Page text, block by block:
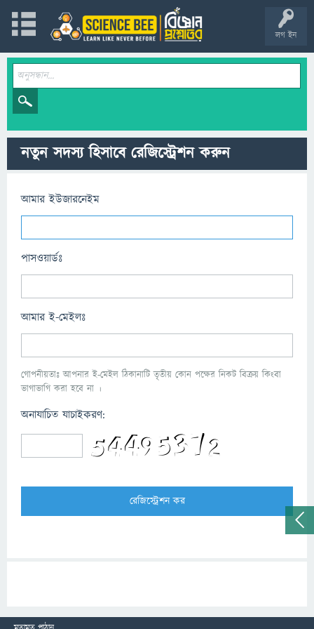
লগ ইন
নতুন সদস্য হিসাবে রেজিস্ট্রেশন করুন
আমার ইউজারনেইম
পাসওয়ার্ডঃ
আমার ই-মেইলঃ
গোপনীয়তাঃ আপনার ই-মেইল ঠিকানাটি তৃতীয় কোন পক্ষের নিকট বিক্রয় কিংবা
ভাগাভাগি করা হবে না ।
অনাযাচিত যাচাইকরণ: